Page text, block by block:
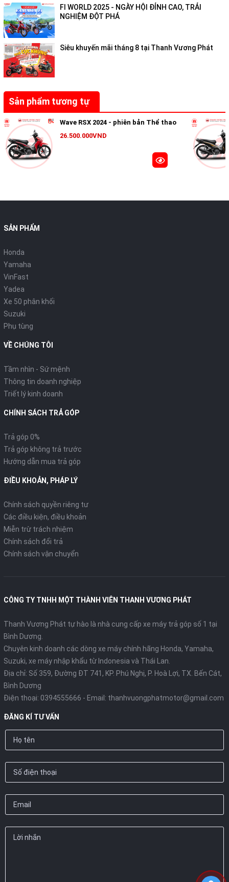
FI WORLD 2025 - NGÀY HỘI ĐỈNH CAO, TRẢI
NGHIỆM ĐỘT PHÁ
Siêu khuyến mãi tháng 8 tại Thanh Vương Phát
Sản phẩm tương tự
Wave RSX 2024 - phiên bản Thể thao
26.500.000VND
SẢN PHẨM
Honda
Yamaha
VinFast
Yadea
Xe 50 phân khối
Suzuki
Phụ tùng
VỀ CHÚNG TÔI
Tầm nhìn - Sứ mệnh
Thông tin doanh nghiệp
Triết lý kinh doanh
CHÍNH SÁCH TRẢ GÓP
Trả góp 0%
Trả góp không trả trước
Hướng dẫn mua trả góp
ĐIỀU KHOẢN, PHÁP LÝ
Chính sách quyền riêng tư
Các điều kiện, điều khoản
Miễn trừ trách nhiệm
Chính sách đổi trả
Chính sách vận chuyển
CÔNG TY TNHH MỘT THÀNH VIÊN THANH VƯƠNG PHÁT
Thanh Vương Phát tự hào là nhà cung cấp xe máy trả góp số 1 tại
Bình Dương.
Chuyên kinh doanh các dòng xe máy chính hãng Honda, Yamaha,
Suzuki, xe máy nhập khẩu từ Indonesia và Thái Lan.
Địa chỉ: Số 359, Đường ĐT 741, KP. Phú Nghị, P. Hoà Lợi, TX. Bến Cát,
Bình Dương
Điện thoại: 0394555666 - Email: thanhvuongphatmotor@gmail.com
ĐĂNG KÍ TƯ VẤN